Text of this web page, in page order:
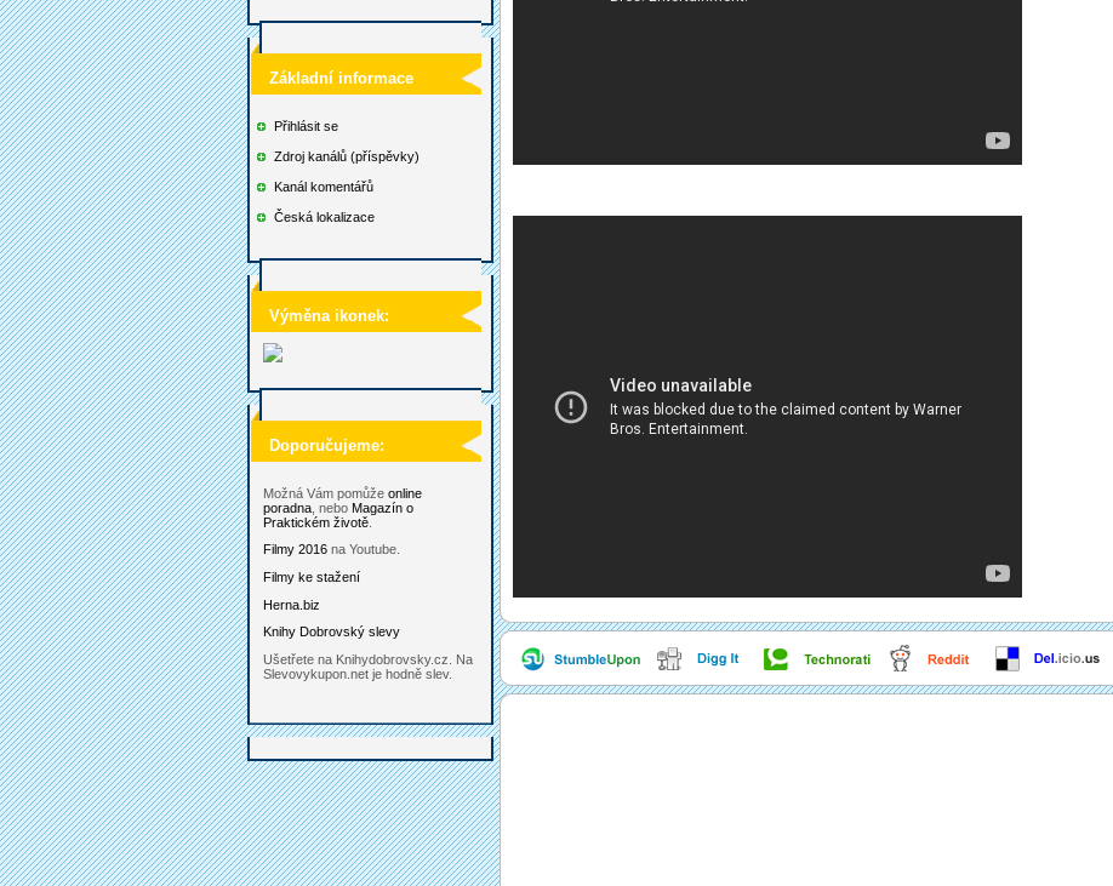
Základní informace
Přihlásit se
Zdroj kanálů (příspěvky)
Kanál komentářů
Česká lokalizace
Výměna ikonek:
Doporučujeme:
Možná Vám pomůže online
poradna , nebo Magazín o
Praktickém životě
Filmy 2016 na Youtube.
Filmy ke stažení
Herna.biz
Knihy Dobrovský slevy
Ušetřete na Knihydobrovsky.cz. Na
Slevovykupon.net je hodně slev.